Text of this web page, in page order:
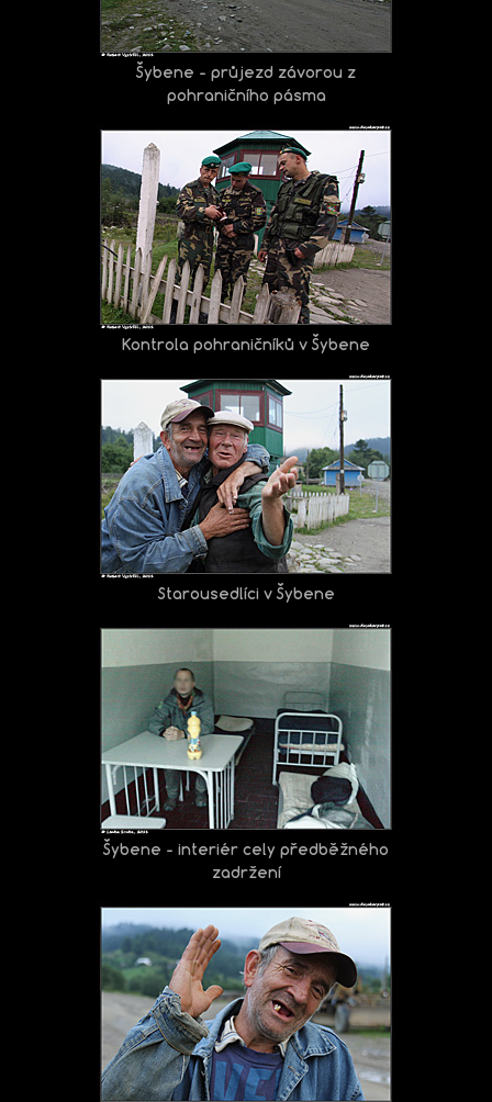
Šybene - průjezd závorou z
pohraničního pásma
Kontrola pohraničníků v Šybene
Starousedlíci v Šybene
Šybene - interiér cely předběžného
zadržení